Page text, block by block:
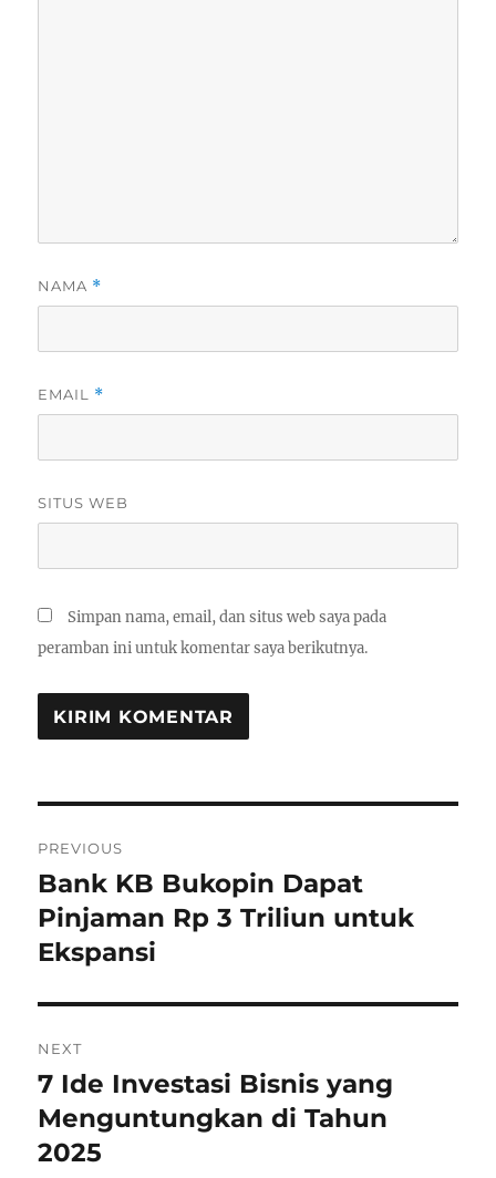
NAMA *
EMAIL *
SITUS WEB
Simpan nama, email, dan situs web saya pada
peramban ini untuk komentar saya berikutnya.
pos
PREVIOUS
Previous
post:
Bank KB Bukopin Dapat
Pinjaman Rp 3 Triliun untuk
Ekspansi
NEXT
Next
post:
7 Ide Investasi Bisnis yang
Menguntungkan di Tahun
2025